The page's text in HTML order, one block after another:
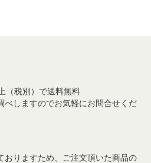
（税別）で送料無料
しますのでお気軽にお問合せくだ
おりますため、ご注文頂いた商品の